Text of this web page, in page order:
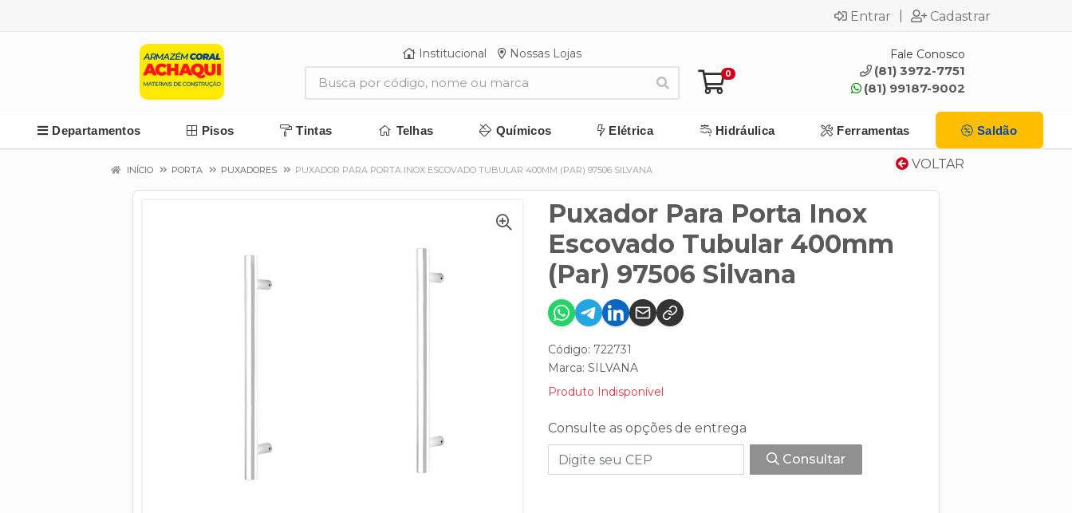
Entrar Cadastrar
Institucional Nossas Lojas
0
Fale Conosco
(81) 3972-7751
(81) 99187-9002
Departamentos Pisos Tintas Telhas Químicos Elétrica Hidráulica Ferramentas Saldão
VOLTAR
INÍCIO PORTA PUXADORES PUXADOR PARA PORTA INOX ESCOVADO TUBULAR 400MM (PAR) 97506 SILVANA
Puxador Para Porta Inox
Escovado Tubular 400mm
(Par) 97506 Silvana
Código: 722731
Marca: SILVANA
Produto Indisponível
Consulte as opções de entrega
Consultar